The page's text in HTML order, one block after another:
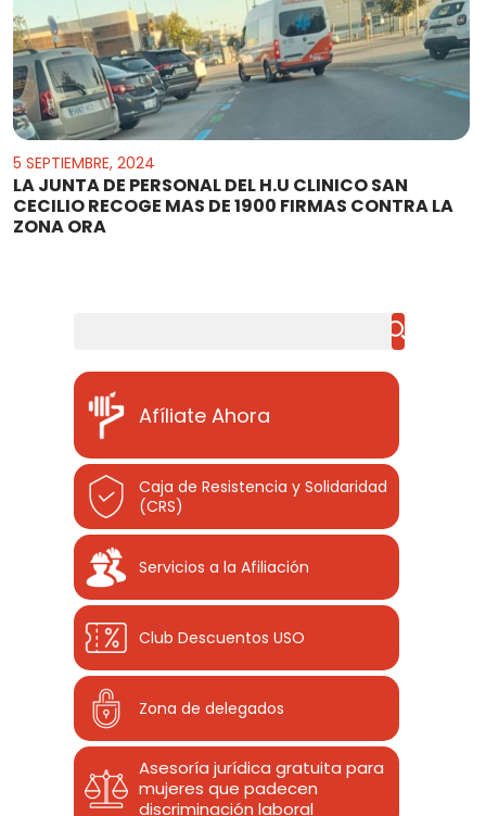
5 SEPTIEMBRE, 2024
LA JUNTA DE PERSONAL DEL H.U CLINICO SAN
CECILIO RECOGE MAS DE 1900 FIRMAS CONTRA LA
ZONA ORA
Afíliate Ahora
Caja de Resistencia y Solidaridad
(CRS)
Servicios a la Afiliación
Club Descuentos USO
Zona de delegados
Asesoría jurídica gratuita para
mujeres que padecen
discriminación laboral